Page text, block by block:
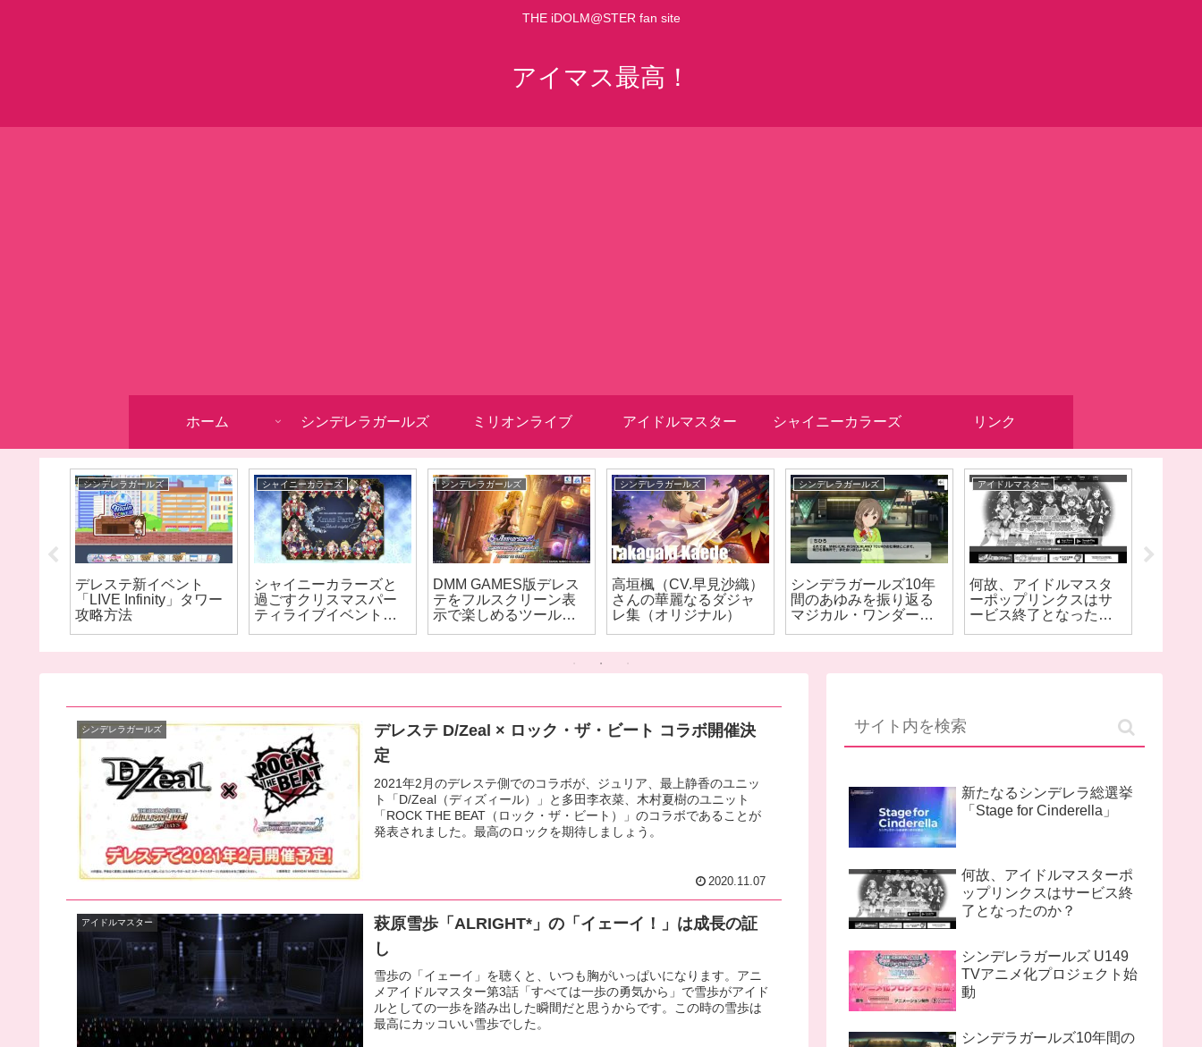
THE iDOLM@STER fan site
アイマス最高！
ホーム シンデレラガールズ ミリオンライブ アイドルマスター シャイニーカラーズ リンク
シンデレラガールズ
デレステ新イベント
「LIVE Infinity」タワー
攻略方法
シャイニーカラーズ
シャイニーカラーズと
過ごすクリスマスパー
ティライブイベント開
シンデレラガールズ
DMM GAMES版デレス
テをフルスクリーン表
示で楽しめるツール
シンデレラガールズ
高垣楓（CV.早見沙織）
さんの華麗なるダジャ
レ集（オリジナル）
シンデレラガールズ
シンデラガールズ10年
間のあゆみを振り返る
マジカル・ワンダーラ
アイドルマスター
何故、アイドルマスタ
ーポップリンクスはサ
ービス終了となったの
シンデレラガールズ
デレステ D/Zeal × ロック・ザ・ビート コラボ開催決
定
2021年2月のデレステ側でのコラボが、ジュリア、最上静香のユニッ
ト「D/Zeal（ディズィール）」と多田李衣菜、木村夏樹のユニット
「ROCK THE BEAT（ロック・ザ・ビート）」のコラボであることが
発表されました。最高のロックを期待しましょう。
2020.11.07
アイドルマスター
萩原雪歩「ALRIGHT*」の「イェーイ！」は成長の証
し
雪歩の「イェーイ」を聴くと、いつも胸がいっぱいになります。アニ
メアイドルマスター第3話「すべては一歩の勇気から」で雪歩がアイド
ルとしての一歩を踏み出した瞬間だと思うからです。この時の雪歩は
最高にカッコいい雪歩でした。
新たなるシンデレラ総選挙
「Stage for Cinderella」
何故、アイドルマスターポ
ップリンクスはサービス終
了となったのか？
シンデレラガールズ U149
TVアニメ化プロジェクト始
動
シンデラガールズ10年間の